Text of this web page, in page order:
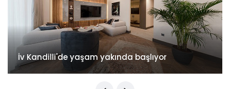
İv Kandilli'de yaşam yakında başlıyor